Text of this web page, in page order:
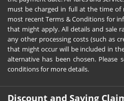
must be charged in full at the time of
most recent Terms & Conditions for
that might apply. All details and sale
any other processing costs (such as
that might occur will be included in
alternative has been chosen.
conditions for more details.
Discount and Saving